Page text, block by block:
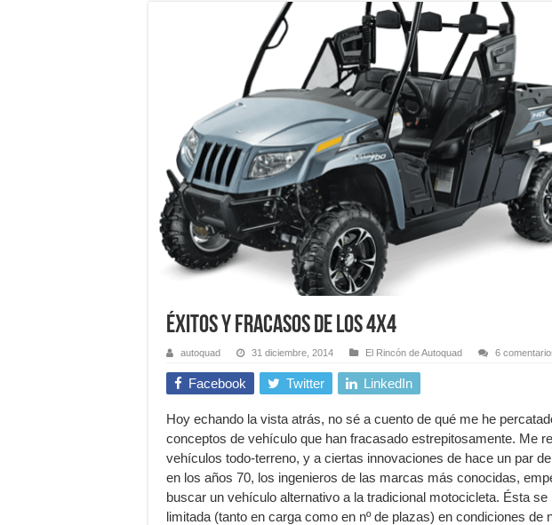
ÉXITOS Y FRACASOS DE LOS 4X4
autoquad 31 diciembre, 2014 El Rincón de Autoquad 6
Facebook Twitter LinkedIn
Hoy echando la vista atrás, no sé a cuento de qué me he
conceptos de vehículo que han fracasado estrepitosamente. Me
vehículos todo-terreno, y a ciertas innovaciones de hace un par
en los años 70, los ingenieros de las marcas más conocidas,
buscar un vehículo alternativo a la tradicional motocicleta. Ésta
limitada (tanto en carga como en nº de plazas) en condiciones de